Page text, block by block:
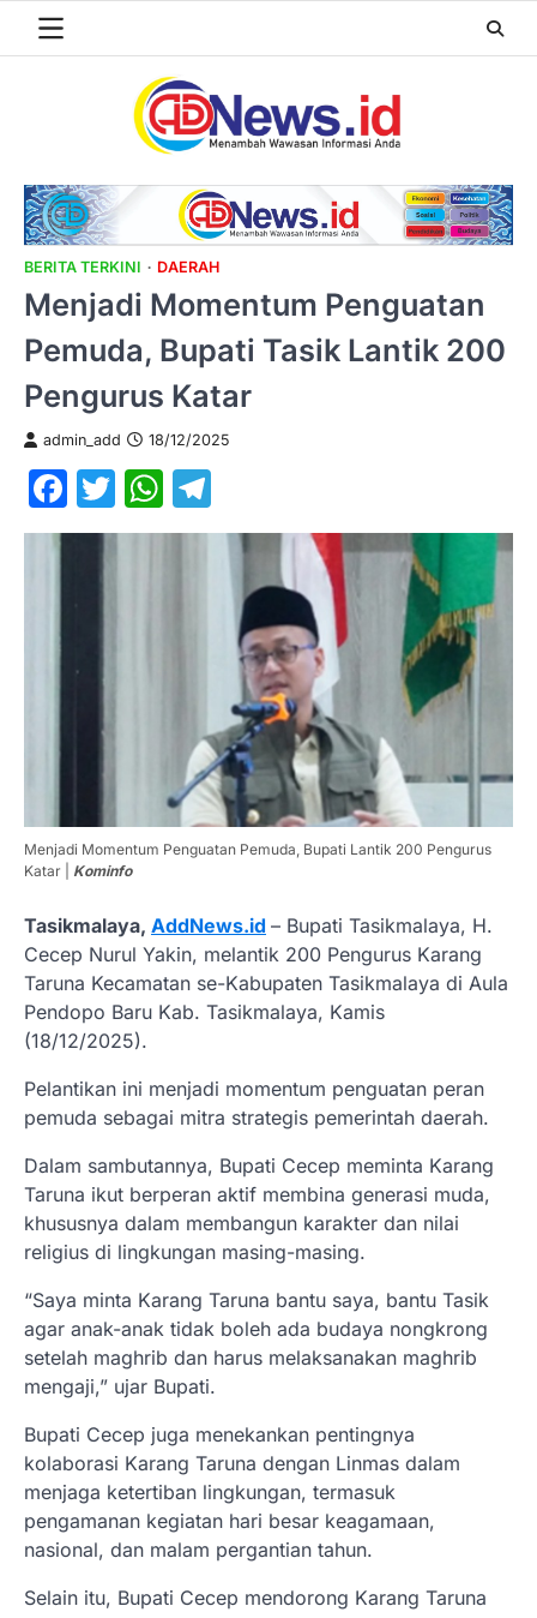
BERITA TERKINI DAERAH
Menjadi Momentum Penguatan
Pemuda, Bupati Tasik Lantik 200
Pengurus Katar
admin_add 18/12/2025
Facebook
TwitterWhatsApp
Menjadi Momentum Penguatan Pemuda, Bupati Lantik 200 Pengurus
Katar | Kominfo
Tasikmalaya, AddNews.id – Bupati Tasikmalaya, H.
Cecep Nurul Yakin, melantik 200 Pengurus Karang
Taruna Kecamatan se-Kabupaten Tasikmalaya di Aula
Pendopo Baru Kab. Tasikmalaya, Kamis
(18/12/2025).
Pelantikan ini menjadi momentum penguatan peran
pemuda sebagai mitra strategis pemerintah daerah.
Dalam sambutannya, Bupati Cecep meminta Karang
Taruna ikut berperan aktif membina generasi muda,
khususnya dalam membangun karakter dan nilai
religius di lingkungan masing-masing.
“Saya minta Karang Taruna bantu saya, bantu Tasik
agar anak-anak tidak boleh ada budaya nongkrong
setelah maghrib dan harus melaksanakan maghrib
mengaji,” ujar Bupati.
Bupati Cecep juga menekankan pentingnya
kolaborasi Karang Taruna dengan Linmas dalam
menjaga ketertiban lingkungan, termasuk
pengamanan kegiatan hari besar keagamaan,
nasional, dan malam pergantian tahun.
Selain itu, Bupati Cecep mendorong Karang Taruna